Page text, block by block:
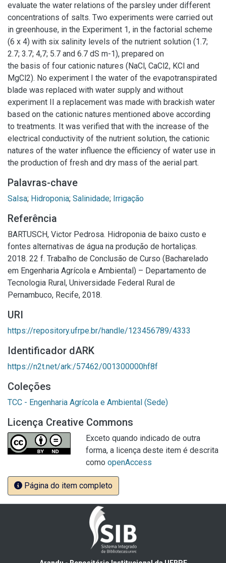
evaluate the water relations of the parsley under different
concentrations of salts. Two experiments were carried out
in greenhouse, in the Experiment 1, in the factorial scheme
(6 x 4) with six salinity levels of the nutrient solution (1.7;
2.7; 3.7; 4,7; 5.7 and 6.7 dS m-1), prepared on
the basis of four cationic natures (NaCl, CaCl2, KCl and
MgCl2). No experiment I the water of the evapotranspirated
blade was replaced with water supply and without
experiment II a replacement was made with brackish water
based on the cationic natures mentioned above according
to treatments. It was verified that with the increase of the
electrical conductivity of the nutrient solution, the cationic
natures of the water influence the efficiency of water use in
the production of fresh and dry mass of the aerial part.
Palavras-chave
Salsa; Hidroponia; Salinidade; Irrigação
Referência
BARTUSCH, Victor Pedrosa. Hidroponia de baixo custo e
fontes alternativas de água na produção de hortaliças.
2018. 22 f. Trabalho de Conclusão de Curso (Bacharelado
em Engenharia Agrícola e Ambiental) – Departamento de
Tecnologia Rural, Universidade Federal Rural de
Pernambuco, Recife, 2018.
URI
https://repository.ufrpe.br/handle/123456789/4333
Identificador dARK
https://n2t.net/ark:/57462/001300000hf8f
Coleções
TCC - Engenharia Agrícola e Ambiental (Sede)
Licença Creative Commons
Exceto quando indicado de outra
forma, a licença deste item é descrita
como openAccess
Página do item completo